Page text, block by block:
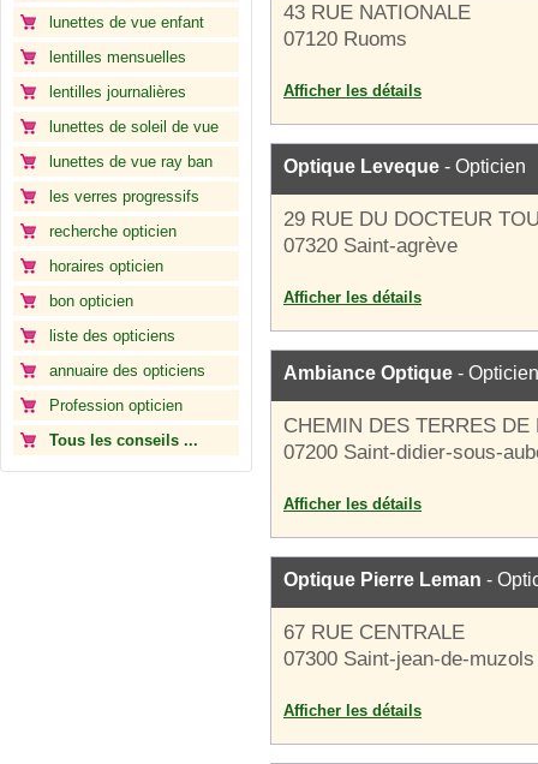
lunettes de vue enfant
lentilles mensuelles
lentilles journalières
lunettes de soleil de vue
lunettes de vue ray ban
les verres progressifs
recherche opticien
horaires opticien
bon opticien
liste des opticiens
annuaire des opticiens
Profession opticien
Tous les conseils ...
43 RUE NATIONALE
07120 Ruoms
Afficher les détails
Optique Leveque - Opticien
29 RUE DU DOCTEUR
07320 Saint-agrève
Afficher les détails
Ambiance Optique - Opticien
CHEMIN DES TERRES DE
07200 Saint-didier-sous-
Afficher les détails
Optique Pierre Leman -
67 RUE CENTRALE
07300 Saint-jean-de-muzols
Afficher les détails